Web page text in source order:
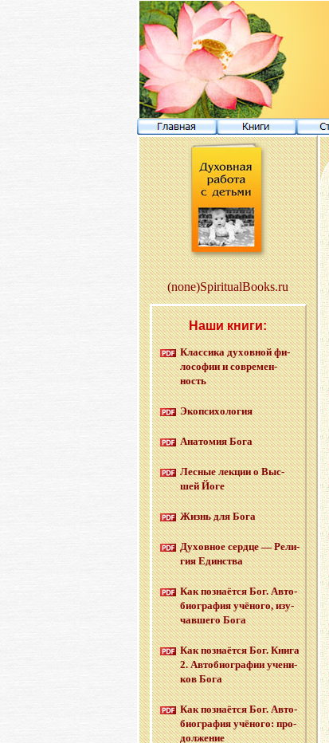
(none)SpiritualBooks.ru
Наши книги:
Клас­си­ка ду­хов­ной фи­
ло­со­фии и со­вре­мен­
ность
Эко­пси­хо­ло­гия
Ана­то­мия Бога
Лес­ные лек­ции о Выс­
шей Йоге
Жизнь для Бога
Ду­хов­ное серд­це — Ре­ли­
гия Един­ства
Как по­зна­ёт­ся Бог. Ав­то­
био­гра­фия учё­но­го, изу­
чав­ше­го Бога
Как по­зна­ёт­ся Бог. Книга
2. Ав­то­био­гра­фии уче­ни­
ков Бога
Как по­зна­ёт­ся Бог. Ав­то­
био­гра­фия учё­но­го: про­
дол­же­ние